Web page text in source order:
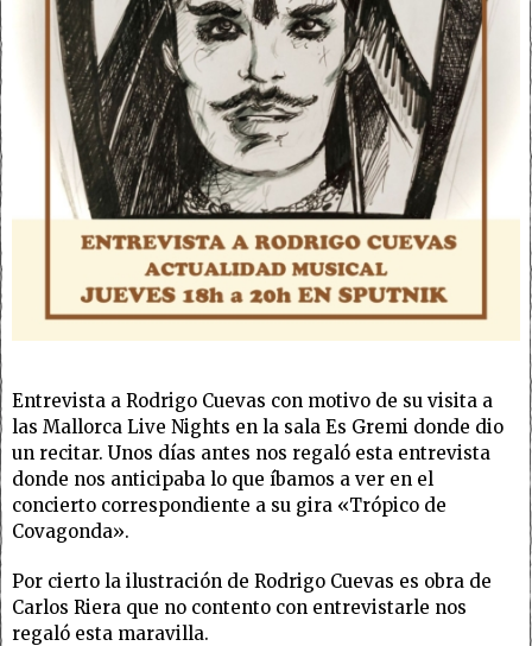
Entrevista a Rodrigo Cuevas con motivo de su visita a
las Mallorca Live Nights en la sala Es Gremi donde dio
un recitar. Unos días antes nos regaló esta entrevista
donde nos anticipaba lo que íbamos a ver en el
concierto correspondiente a su gira «Trópico de
Covagonda».
Por cierto la ilustración de Rodrigo Cuevas es obra de
Carlos Riera que no contento con entrevistarle nos
regaló esta maravilla.